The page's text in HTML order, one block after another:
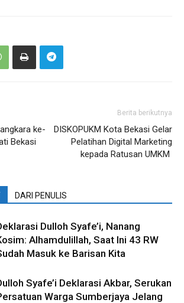
ke-
Bekasi
Berita berikutnya
DISKOPUKM Kota Bekasi Gelar
Pelatihan Digital Marketing
kepada Ratusan UMKM
DARI PENULIS
Dulloh Syafe’i, Nanang
Alhamdulillah, Saat Ini 43 RW
Masuk ke Barisan Kita
Syafe’i Deklarasi Akbar, Serukan
Warga Sumberjaya Jelang